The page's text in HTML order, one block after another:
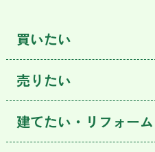
買いたい
売りたい
建てたい・リフォーム